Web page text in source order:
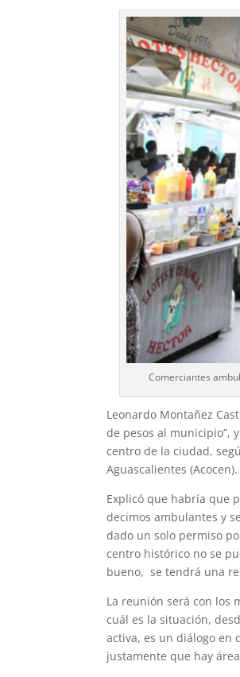
Comerciantes
Leonardo Montañez
de pesos al municipio”,
centro de la ciudad,
Aguascalientes
Explicó que habría que
decimos ambulantes y
dado un solo permiso
centro histórico no se
bueno, se tendrá una
La reunión será con los
cuál es la situación,
activa, es un diálogo en
justamente que hay